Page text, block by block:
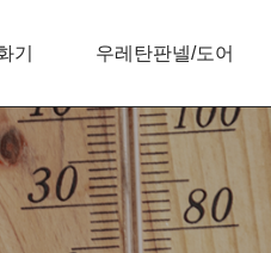
기 우레탄판넬/도어